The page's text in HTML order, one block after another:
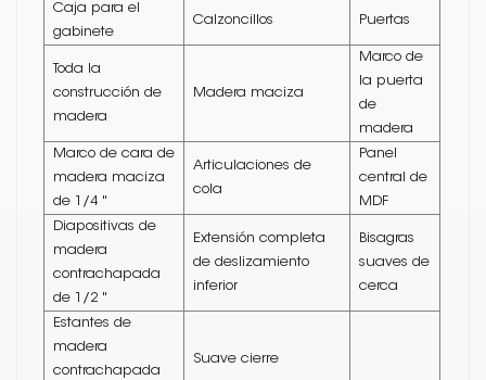
Caja para el
gabinete
Calzoncillos Puertas
Toda la
construcción de
madera
Madera maciza
Marco de
la puerta
de
madera
Marco de cara de
madera maciza
de 1/4 "
Articulaciones de
cola
Panel
central de
MDF
Diapositivas de
madera
contrachapada
de 1/2 "
Extensión completa
de deslizamiento
inferior
Bisagras
suaves de
cerca
Estantes de
madera
contrachapada
Suave cierre